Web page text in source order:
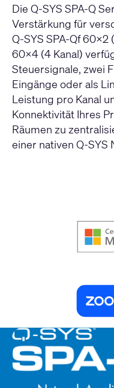
Die Q-SYS SPA-Q
Verstärkung für
Q-SYS SPA-Qf 60x2
60x4 (4 Kanal)
Steuersignale, zwei
Eingänge oder als
Leistung pro Kanal
Konnektivität Ihres
Räumen zu
einer nativen Q-SYS